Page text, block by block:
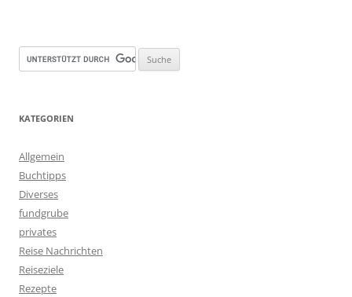
KATEGORIEN
Allgemein
Buchtipps
Diverses
fundgrube
privates
Reise Nachrichten
Reiseziele
Rezepte